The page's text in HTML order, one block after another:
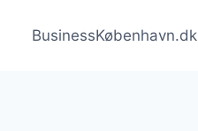
BusinessKøbenhavn.dk